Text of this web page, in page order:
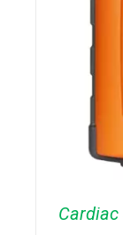
Cardiac